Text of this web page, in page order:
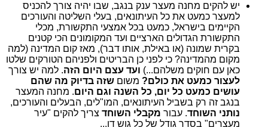
יש להקים מחנה מעצר ענק בנגב, שבו יהיה צורך להכניס
למעצר כמעט את כל העיתונאים, בעלי השליטה והעורכים
הקיימים בישראל, כמעט בכל אמצעי התקשורת, מכלי
התקשורת הגדולים הארציים ועד המקומונים הכי קטנים
בקרית שמונה (או באילת, אותו דבר), מאז קום המדינה (למה
מקום מהמדינה? כי לפני כן הבריטים ולפניהם הטורקים שלטו
כאן עם חוקים משלהם...) ועד עצם היום הזה. למה יש צורך
לעצור כמעט את כולם? משום שזה בדיוק מה שהם
עושים כמעט כל יום, כל השנה וגם היום. מחנה המעצר
בנגב זה רק בשביל העיתונאים, המו"לים, הבעלים והעורכים,
נותני השוחד. עבור מקבלי השוחד צריך להקים "עיר
מעצרים" בסדר גודל של כל גוש דן...